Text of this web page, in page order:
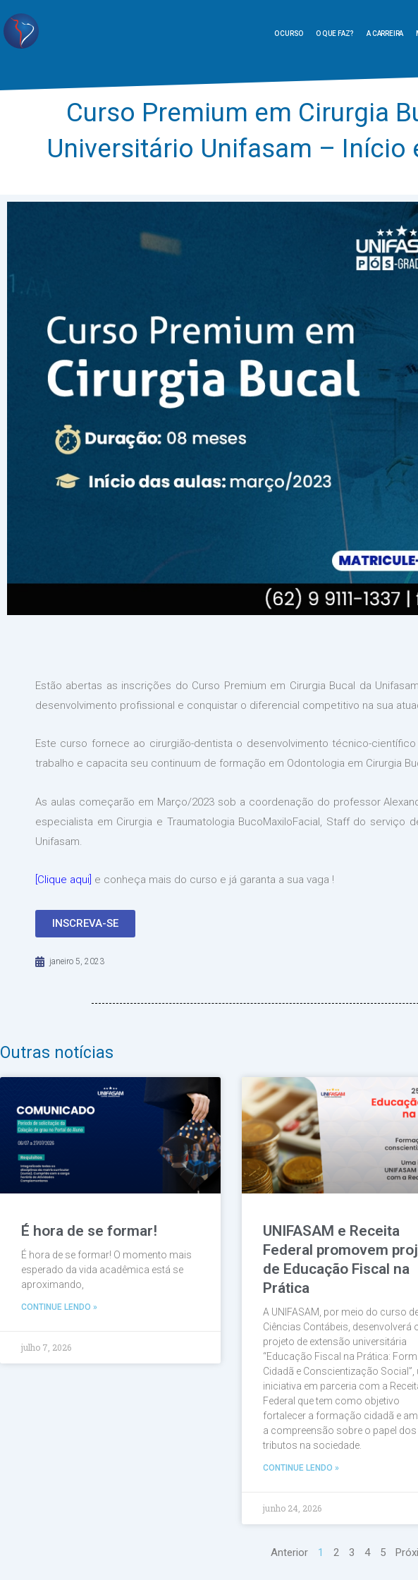
O CURSO O QUE FAZ? A CARREIRA
Curso Premium em Cirurgia
Universitário Unifasam –
Estão abertas as inscrições do Curso Premium em Cirurgia Bucal da
desenvolvimento profissional e conquistar o diferencial competitivo na sua
Este curso fornece ao cirurgião-dentista o desenvolvimento técnico-
trabalho e capacita seu continuum de formação em Odontologia em Cirurgia
As aulas começarão em Março/2023 sob a coordenação do professor
especialista em Cirurgia e Traumatologia BucoMaxiloFacial, Staff do serviço
Unifasam.
[Clique aqui] e conheça mais do curso e já garanta a sua vaga !
INSCREVA-SE
janeiro 5, 2023
Outras notícias
É hora de se formar!
É hora de se formar! O momento mais
esperado da vida acadêmica está se
aproximando,
CONTINUE LENDO »
julho 7, 2026
UNIFASAM e Receita
Federal promovem
de Educação Fiscal na
Prática
A UNIFASAM, por meio do curso
Ciências Contábeis, desenvolverá
projeto de extensão universitária
“Educação Fiscal na Prática:
Cidadã e Conscientização Social”,
iniciativa em parceria com a
Federal que tem como objetivo
fortalecer a formação cidadã e
a compreensão sobre o papel dos
tributos na sociedade.
CONTINUE LENDO »
junho 24, 2026
Anterior
Página
1 2
Página
3
Página
4
Página
5